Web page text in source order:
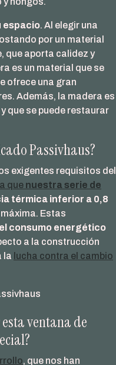
espacio. Al elegir una
por un material
que aporta calidez y
es un material que se
ofrece una gran
Además, la madera es
que se puede restaurar
Passivhaus?
exigentes requisitos del
que nuestra serie de
térmica inferior a 0,8
Estas
consumo energético
a la construcción
la lucha contra el cambio
ventana de
, que nos han